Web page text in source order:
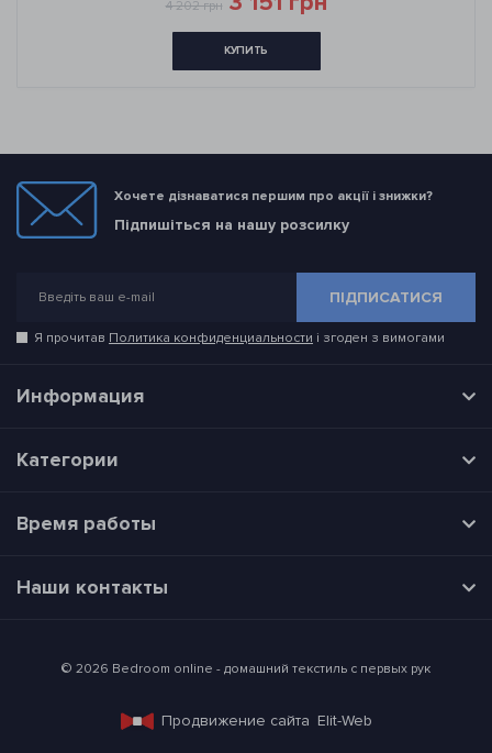
4 202 грн
КУПИТЬ
Хочете дізнаватися першим про акції і знижки?
Підпишіться на нашу розсилку
ПІДПИСАТИСЯ
Я прочитав Политика конфиденциальности і згоден з вимогами
Информация
Категории
Время работы
Наши контакты
© 2026 Bedroom online - домашний текстиль с первых рук
Продвижение сайта Elit-Web